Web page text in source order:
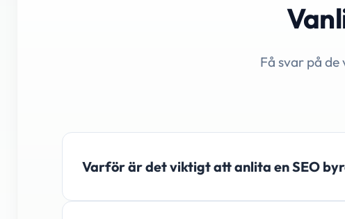
Få svar på
Varför är det viktigt att anlita en SEO